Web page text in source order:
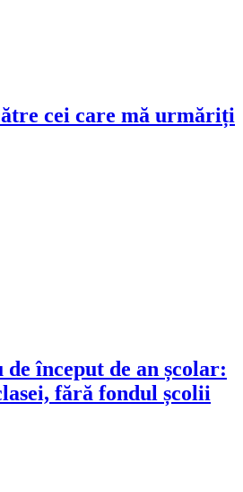
cei care mă urmăriți
început de an școlar:
fără fondul școlii